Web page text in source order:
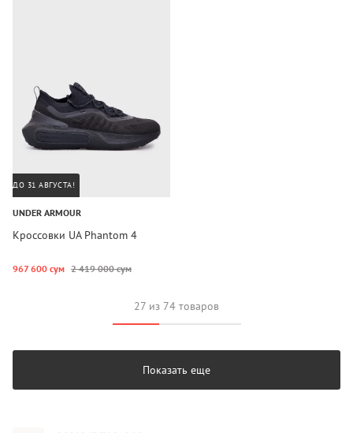
ДО 31 АВГУСТА!
UNDER ARMOUR
Кроссовки UA Phantom 4
967 600 сум 2 419 000 сум
27 из 74 товаров
Показать еще